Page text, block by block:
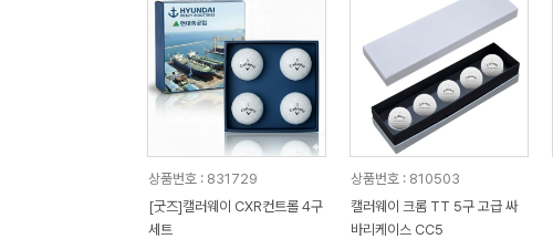
상품번호 : 831729
[굿즈]캘러웨이 CXR컨트롤 4구
세트
상품번호 : 810503
캘러웨이 크롬 TT 5구 고급 싸
바리케이스 CC5